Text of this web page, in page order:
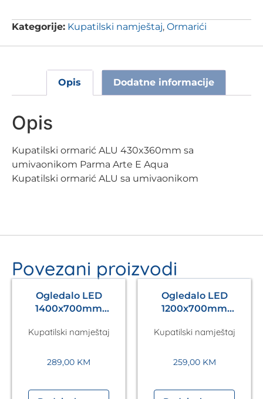
Kategorije: Kupatilski namještaj, Ormarići
Opis Dodatne informacije
Opis
Kupatilski ormarić ALU 430x360mm sa
umivaonikom Parma Arte E Aqua
Kupatilski ormarić ALU sa umivaonikom
Povezani proizvodi
Ogledalo LED
1400x700mm
Kupatilski namještaj
289,00 KM
Ogledalo LED
1200x700mm
Kupatilski namještaj
259,00 KM